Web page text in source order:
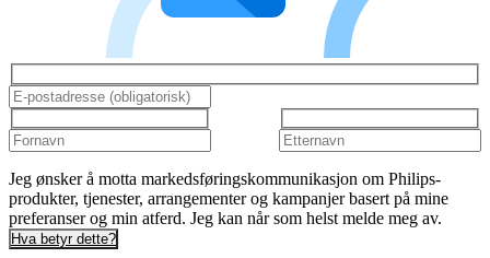
Jeg ønsker å motta markedsføringskommunikasjon om Philips-
produkter, tjenester, arrangementer og kampanjer basert på mine
preferanser og min atferd. Jeg kan når som helst melde meg av.
Hva betyr dette?